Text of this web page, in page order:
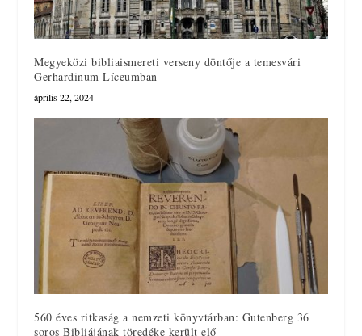
Megyeközi bibliaismereti verseny döntője a temesvári
Gerhardinum Líceumban
április 22, 2024
560 éves ritkaság a nemzeti könyvtárban: Gutenberg 36
soros Bibliájának töredéke került elő